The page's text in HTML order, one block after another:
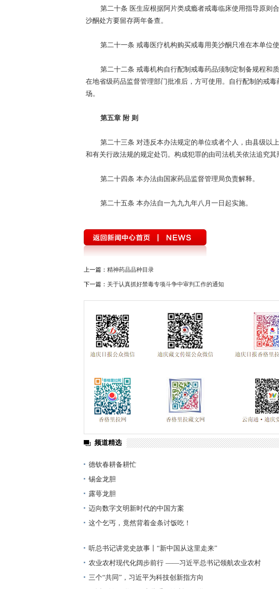
第二十条 医生应根据阿片类成瘾者戒毒临床使用指导原则
沙酮处方要留存两年备查。
第二十一条 戒毒医疗机构购买戒毒用美沙酮只准在本单位使
第二十二条 戒毒机构自行配制戒毒药品须制定制备规程和
在地省级药品监督管理部门批准后，方可使用。自行配制的戒
场。
第五章 附 则
第二十三条 对违反本办法规定的单位或者个人，由县级以
和有关行政法规的规定处罚。构成犯罪的由司法机关依法追究其
第二十四条 本办法由国家药品监督管理局负责解释。
第二十五条 本办法自一九九九年八月一日起实施。
上一篇： 精神药品品种目录
下一篇： 关于认真抓好禁毒专项斗争中审判工作的通知
频道精选
德钦春耕备耕忙
锡金龙胆
露萼龙胆
迈向数字文明新时代的中国方案
这个乞丐，竟然背着金条讨饭吃！
听总书记讲党史故事丨“新中国从这里走来”
农业农村现代化阔步前行 ——习近平总书记领航农业农村
高质量发展（之三）
三个“共同”，习近平为科技创新指方向